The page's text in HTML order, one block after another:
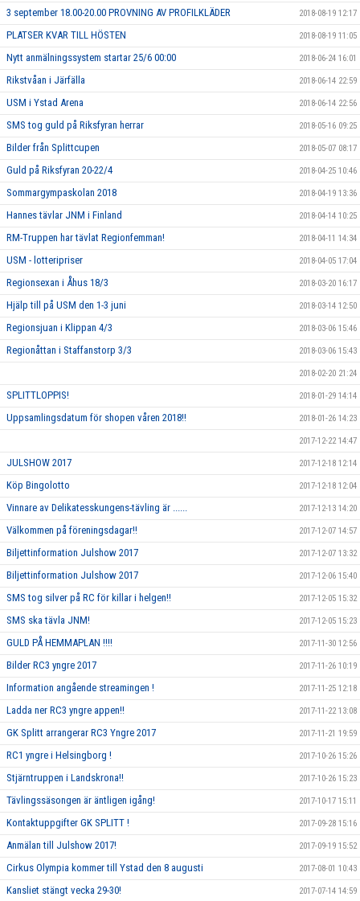
3 september 18.00-20.00 PROVNING AV PROFILKLÄDER 2018-08-19 12:17
PLATSER KVAR TILL HÖSTEN 2018-08-19 11:05
Nytt anmälningssystem startar 25/6 00:00 2018-06-24 16:01
Rikstvåan i Järfälla 2018-06-14 22:59
USM i Ystad Arena 2018-06-14 22:56
SMS tog guld på Riksfyran herrar 2018-05-16 09:25
Bilder från Splittcupen 2018-05-07 08:17
Guld på Riksfyran 20-22/4 2018-04-25 10:46
Sommargympaskolan 2018 2018-04-19 13:36
Hannes tävlar JNM i Finland 2018-04-14 10:25
RM-Truppen har tävlat Regionfemman! 2018-04-11 14:34
USM - lotteripriser 2018-04-05 17:04
Regionsexan i Åhus 18/3 2018-03-20 16:17
Hjälp till på USM den 1-3 juni 2018-03-14 12:50
Regionsjuan i Klippan 4/3 2018-03-06 15:46
Regionåttan i Staffanstorp 3/3 2018-03-06 15:43
2018-02-20 21:24
SPLITTLOPPIS! 2018-01-29 14:14
Uppsamlingsdatum för shopen våren 2018!! 2018-01-26 14:23
2017-12-22 14:47
JULSHOW 2017 2017-12-18 12:14
Köp Bingolotto 2017-12-18 12:04
Vinnare av Delikatesskungens-tävling är ...... 2017-12-13 14:20
Välkommen på föreningsdagar!! 2017-12-07 14:57
Biljettinformation Julshow 2017 2017-12-07 13:32
Biljettinformation Julshow 2017 2017-12-06 15:40
SMS tog silver på RC för killar i helgen!! 2017-12-05 15:32
SMS ska tävla JNM! 2017-12-05 15:23
GULD PÅ HEMMAPLAN !!!! 2017-11-30 12:56
Bilder RC3 yngre 2017 2017-11-26 10:19
Information angående streamingen ! 2017-11-25 12:18
Ladda ner RC3 yngre appen!! 2017-11-22 13:08
GK Splitt arrangerar RC3 Yngre 2017 2017-11-21 19:59
RC1 yngre i Helsingborg ! 2017-10-26 15:26
Stjärntruppen i Landskrona!! 2017-10-26 15:23
Tävlingssäsongen är äntligen igång! 2017-10-17 15:11
Kontaktuppgifter GK SPLITT ! 2017-09-28 15:16
Anmälan till Julshow 2017! 2017-09-19 15:52
Cirkus Olympia kommer till Ystad den 8 augusti 2017-08-01 10:43
Kansliet stängt vecka 29-30! 2017-07-14 14:59